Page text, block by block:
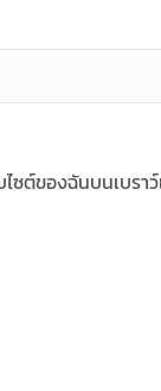
ซต์ของฉันบนเบรา